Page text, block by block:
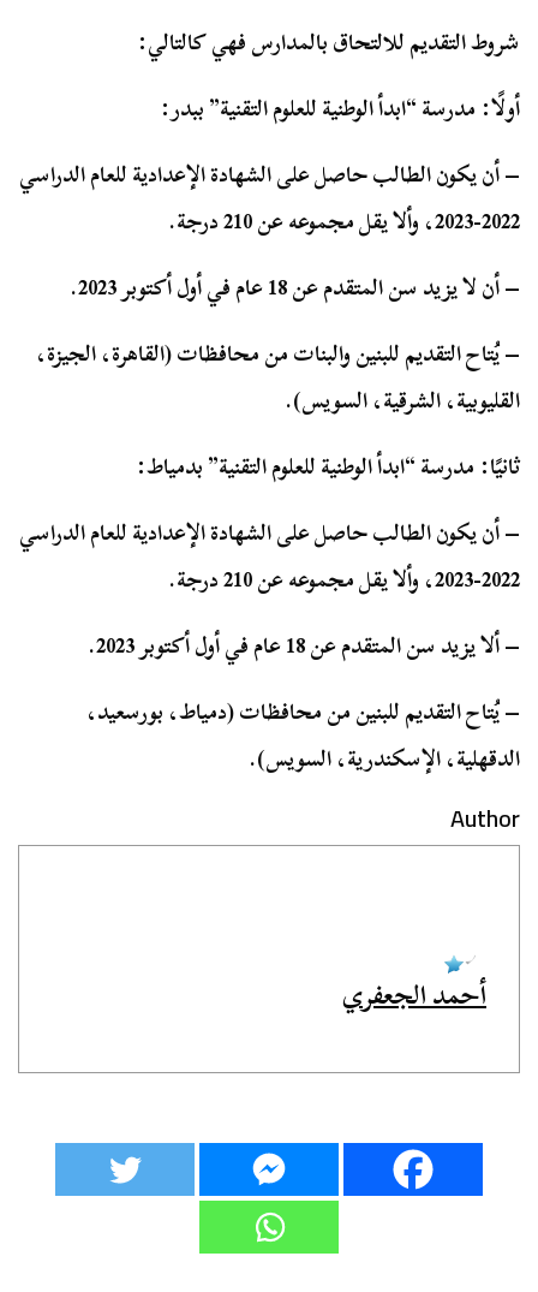
شروط التقديم للالتحاق بالمدارس فهي كالتالي:
أولًا: مدرسة “ابدأ الوطنية للعلوم التقنية” ببدر:
– أن يكون الطالب حاصل على الشهادة الإعدادية للعام الدراسي
2022-2023، وألا يقل مجموعه عن 210 درجة.
– أن لا يزيد سن المتقدم عن 18 عام في أول أكتوبر 2023.
– يُتاح التقديم للبنين والبنات من محافظات (القاهرة، الجيزة،
القليوبية، الشرقية، السويس).
ثانيًا: مدرسة “ابدأ الوطنية للعلوم التقنية” بدمياط:
– أن يكون الطالب حاصل على الشهادة الإعدادية للعام الدراسي
2022-2023، وألا يقل مجموعه عن 210 درجة.
– ألا يزيد سن المتقدم عن 18 عام في أول أكتوبر 2023.
– يُتاح التقديم للبنين من محافظات (دمياط، بورسعيد،
الدقهلية، الإسكندرية، السويس).
Author
أحمد الجعفري